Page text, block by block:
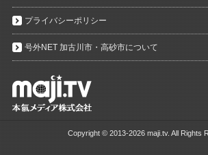
プライバシーポリシー
号外NET 加古川市・高砂市について
Copyright © 2013-2026 maji.tv. All Rights